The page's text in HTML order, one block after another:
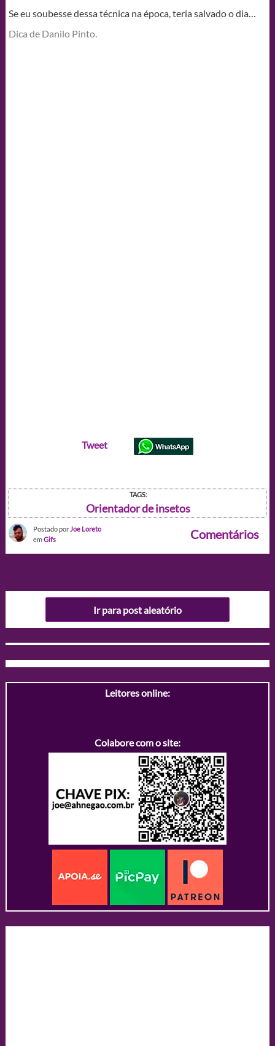
Se eu soubesse dessa técnica na época, teria salvado o dia…
Dica de Danilo Pinto.
Tweet
TAGS:
Orientador de insetos
Postado por Joe Loreto
emGifs Comentários
Ir para post aleatório
Leitores online:
Colabore com o site: